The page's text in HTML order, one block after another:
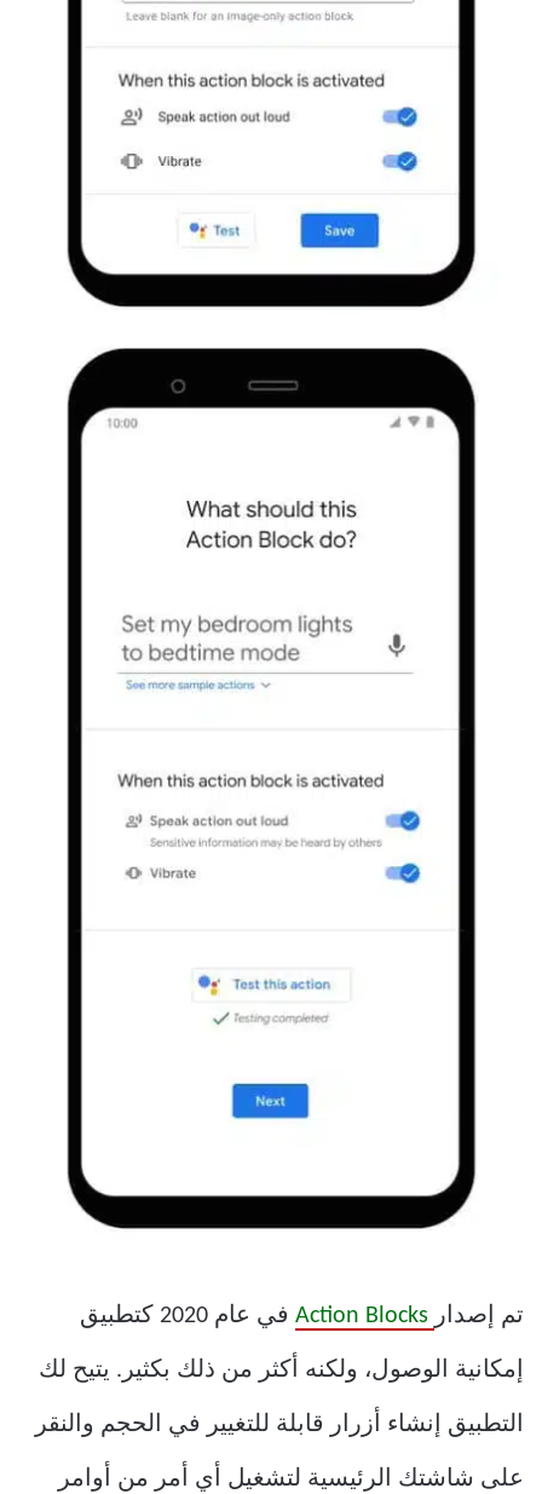
تم إصدار في عام 2020 كتطبيق
إمكانية الوصول، ولكنه أكثر من ذلك بكثير. يتيح لك
التطبيق إنشاء أزرار قابلة للتغيير في الحجم والنقر
على شاشتك الرئيسية لتشغيل أي أمر من أوامر